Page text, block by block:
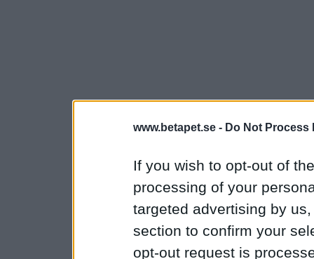
www.betapet.se - Do Not Process
If you wish to opt-out of
processing of your
targeted advertising by
section to confirm your
opt-out request is